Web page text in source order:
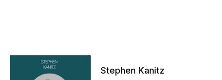
Stephen Kanitz